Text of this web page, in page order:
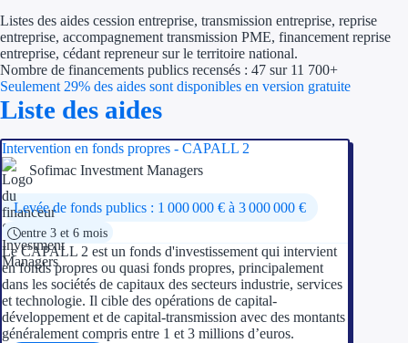
Étapes de vie
Création
Entreprise en
Aides sans
Listes des aides cession entreprise, transmission entreprise, reprise
entreprise, accompagnement transmission PME, financement reprise
entreprise, cédant repreneur sur le territoire national.
Nombre de financements publics recensés : 47 sur 11 700+
Seulement 29% des aides sont disponibles en version gratuite
Liste des aides
Intervention en fonds propres - CAPALL 2
Sofimac Investment Managers
Levée de fonds publics : 1 000 000 € à 3 000 000 €
entre 3 et 6 mois
Le CAPALL 2 est un fonds d'investissement qui intervient
en fonds propres ou quasi fonds propres, principalement
dans les sociétés de capitaux des secteurs industrie, services
et technologie. Il cible des opérations de capital-
développement et de capital-transmission avec des montants
généralement compris entre 1 et 3 millions d’euros.